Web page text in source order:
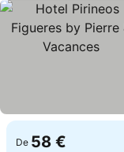
De 58 €